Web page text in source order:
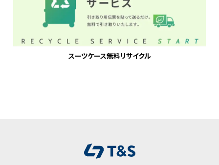
スーツケース無料リサイクル